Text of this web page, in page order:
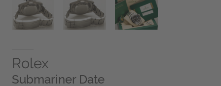
Rolex
Submariner Date